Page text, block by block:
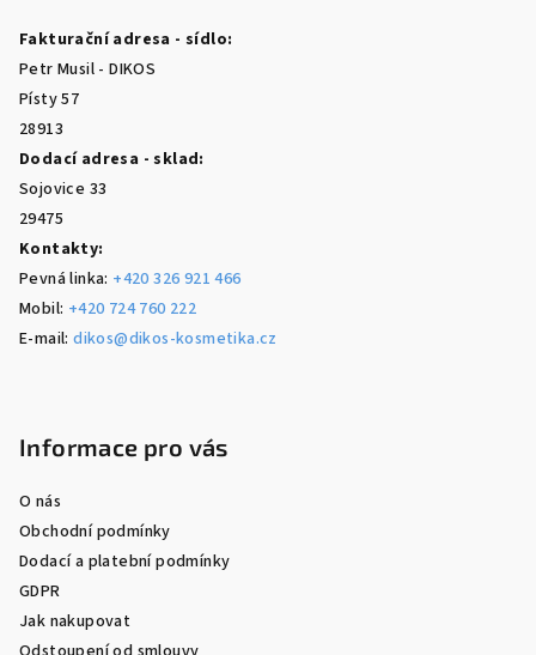
Fakturační adresa - sídlo:
Petr Musil - DIKOS
Písty 57
28913
Dodací adresa - sklad:
Sojovice 33
29475
Kontakty:
Pevná linka: +420 326 921 466
Mobil: +420 724 760 222
E-mail:dikos@dikos-kosmetika.cz
Informace pro vás
O nás
Obchodní podmínky
Dodací a platební podmínky
GDPR
Jak nakupovat